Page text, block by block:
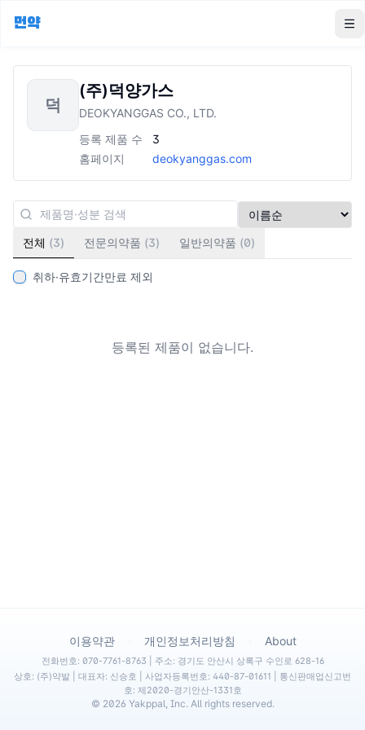
먼약
덕
(주)덕양가스
DEOKYANGGAS CO., LTD.
등록 제품 수
3
홈페이지
deokyanggas.com
전체 (3) 전문의약품 (3) 일반의약품 (0)
취하·유효기간만료 제외
등록된 제품이 없습니다.
이용약관 개인정보처리방침 About
전화번호: 070-7761-8763 | 주소: 경기도 안산시 상록구 수인로 628-16
상호: (주)약발 | 대표자: 신승호 | 사업자등록번호: 440-87-01611 | 통신판매업신고번
호: 제2020-경기안산-1331호
© 2026 Yakppal, Inc. All rights reserved.